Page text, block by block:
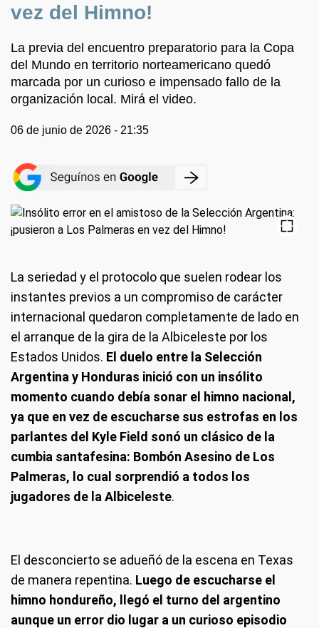
vez del Himno!
La previa del encuentro preparatorio para la Copa
del Mundo en territorio norteamericano quedó
marcada por un curioso e impensado fallo de la
organización local. Mirá el video.
06 de junio de 2026 - 21:35
La seriedad y el protocolo que suelen rodear los
instantes previos a un compromiso de carácter
internacional quedaron completamente de lado en
el arranque de la gira de la Albiceleste por los
Estados Unidos. El duelo entre la Selección
Argentina y Honduras inició con un insólito
momento cuando debía sonar el himno nacional,
ya que en vez de escucharse sus estrofas en los
parlantes del Kyle Field sonó un clásico de la
cumbia santafesina: Bombón Asesino de Los
Palmeras, lo cual sorprendió a todos los
jugadores de la Albiceleste.
El desconcierto se adueñó de la escena en Texas
de manera repentina. Luego de escucharse el
himno hondureño, llegó el turno del argentino
aunque un error dio lugar a un curioso episodio